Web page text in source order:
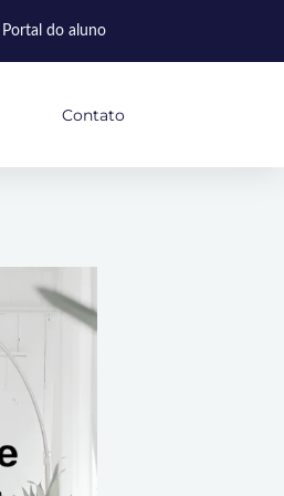
Portal do aluno
Contato